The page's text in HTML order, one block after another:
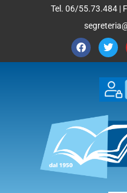
Tel. 06/55.73.484 |